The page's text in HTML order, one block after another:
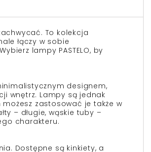
To kolekcja
łączy w sobie
lampy PASTELO, by
designem,
wnętrz. Lampy są jednak
zastosować je także w
– długie, wąskie tuby –
charakteru.
Dostępne są kinkiety, a